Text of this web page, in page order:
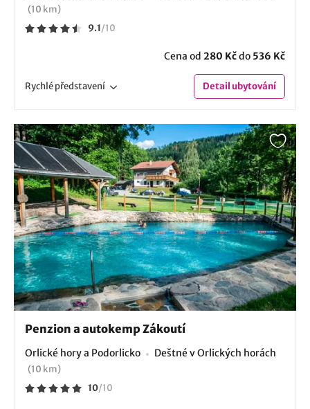
(10 km)
9.1/10
Cena od 280 Kčdo 536 Kč
Rychlépředstavení Detailubytování
Penzion a autokemp Zákoutí
Orlické hory a Podorlicko Deštné v Orlických horách
(10 km)
10/10